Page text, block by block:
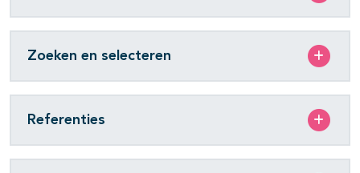
Zoeken en selecteren
Referenties